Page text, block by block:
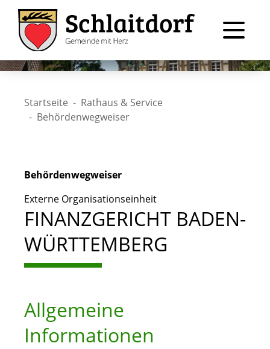
Startseite
Rathaus & Service
Behördenwegweiser
Behördenwegweiser
Externe Organisationseinheit
FINANZGERICHT BADEN-
WÜRTTEMBERG
Allgemeine
Informationen